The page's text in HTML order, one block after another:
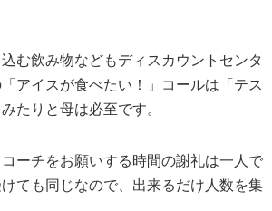
む飲み物などもディスカウントセンタ
アイスが食べたい！」コールは「テス
たりと母は必至です。
ーチをお願いする時間の謝礼は一人で
ても同じなので、出来るだけ人数を集